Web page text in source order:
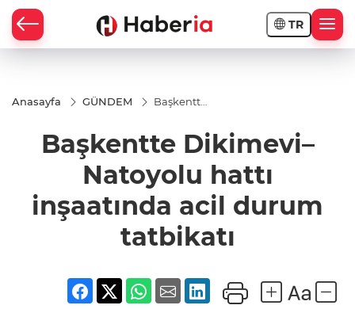
TR
Anasayfa GÜNDEM
Başkentte
hattı
inşaatında
durum
tatbikatı
Başkentte Dikimevi–
Natoyolu hattı
inşaatında acil durum
tatbikatı